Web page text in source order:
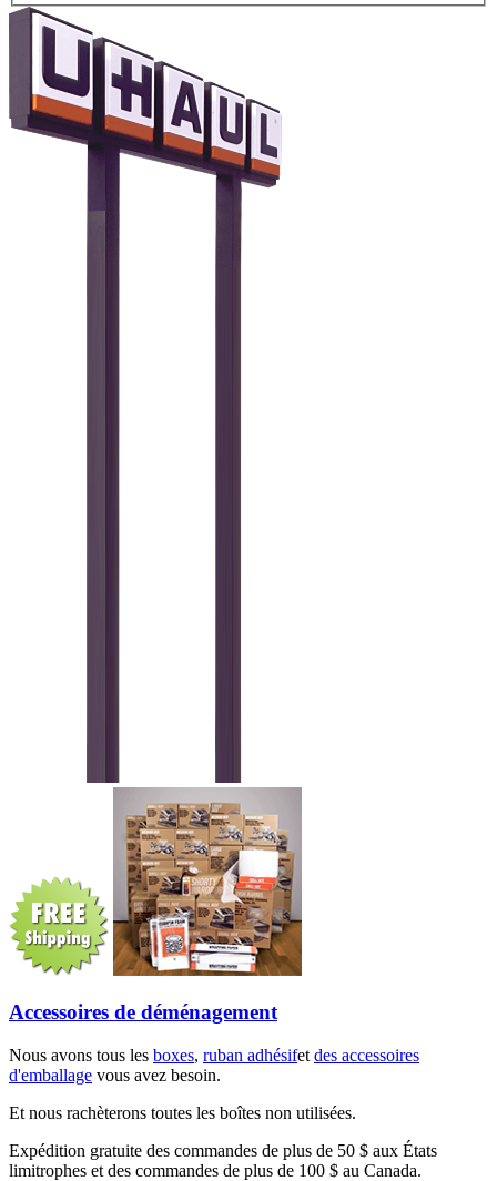
Accessoires de déménagement
Nous avons tous les boxes, ruban adhésifet des accessoires
d'emballage vous avez besoin.
Et nous rachèterons toutes les boîtes non utilisées.
Expédition gratuite des commandes de plus de 50 $ aux États
limitrophes et des commandes de plus de 100 $ au Canada.